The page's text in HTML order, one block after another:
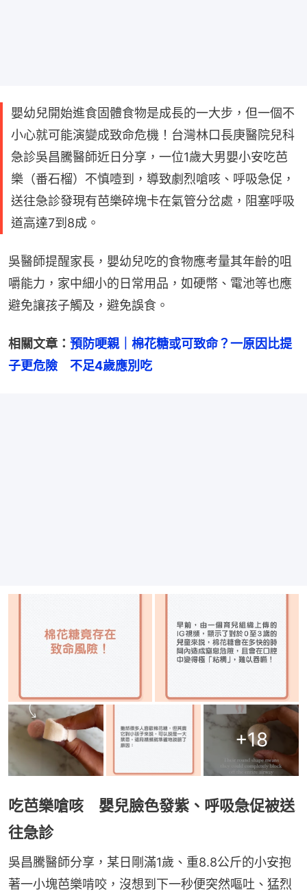
嬰幼兒開始進食固體食物是成長的一大步，但一個不
小心就可能演變成致命危機！台灣林口長庚醫院兒科
急診吳昌騰醫師近日分享，一位1歲大男嬰小安吃芭
樂（番石榴）不慎噎到，導致劇烈嗆咳、呼吸急促，
送往急診發現有芭樂碎塊卡在氣管分岔處，阻塞呼吸
道高達7到8成。
吳醫師提醒家長，嬰幼兒吃的食物應考量其年齡的咀
嚼能力，家中細小的日常用品，如硬幣、電池等也應
避免讓孩子觸及，避免誤食。
相關文章： 預防哽親｜棉花糖或可致命？一原因比提
子更危險　不足4歲應別吃
+18
吃芭樂嗆咳 嬰兒臉色發紫、呼吸急促被送
往急診
吳昌騰醫師分享，某日剛滿1歲、重8.8公斤的小安抱
著一小塊芭樂啃咬，沒想到下一秒便突然嘔吐、猛烈